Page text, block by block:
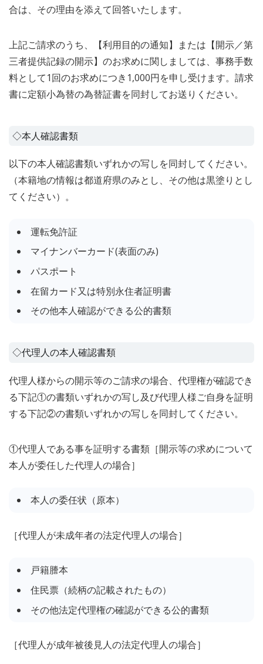
合は、その理由を添えて回答いたします。
上記ご請求のうち、【利用目的の通知】または【開示／第
三者提供記録の開示】のお求めに関しましては、事務手数
料として1回のお求めにつき1,000円を申し受けます。請求
書に定額小為替の為替証書を同封してお送りください。
◇本人確認書類
以下の本人確認書類いずれかの写しを同封してください。
（本籍地の情報は都道府県のみとし、その他は黒塗りとし
てください）。
運転免許証
マイナンバーカード(表面のみ)
パスポート
在留カード又は特別永住者証明書
その他本人確認ができる公的書類
◇代理人の本人確認書類
代理人様からの開示等のご請求の場合、代理権が確認でき
る下記①の書類いずれかの写し及び代理人様ご自身を証明
する下記②の書類いずれかの写しを同封してください。
①代理人である事を証明する書類 ［開示等の求めについて
本人が委任した代理人の場合］
本人の委任状（原本）
［代理人が未成年者の法定代理人の場合］
戸籍謄本
住民票（続柄の記載されたもの）
その他法定代理権の確認ができる公的書類
［代理人が成年被後見人の法定代理人の場合］